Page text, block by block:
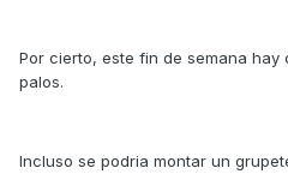
Por cierto, este fin de semana
palos.
Incluso se podria montar un